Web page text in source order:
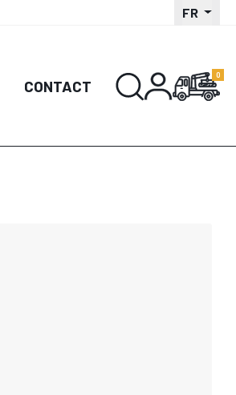
FR
CONTACT